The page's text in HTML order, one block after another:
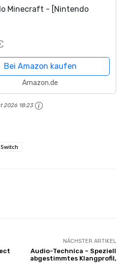
Minecraft - [Nintendo
Bei Amazon kaufen
Amazon.de
2026 18:23
Switch
NÄCHSTER ARTIKEL
Audio-Technica – Speziell
abgestimmtes Klangprofil,